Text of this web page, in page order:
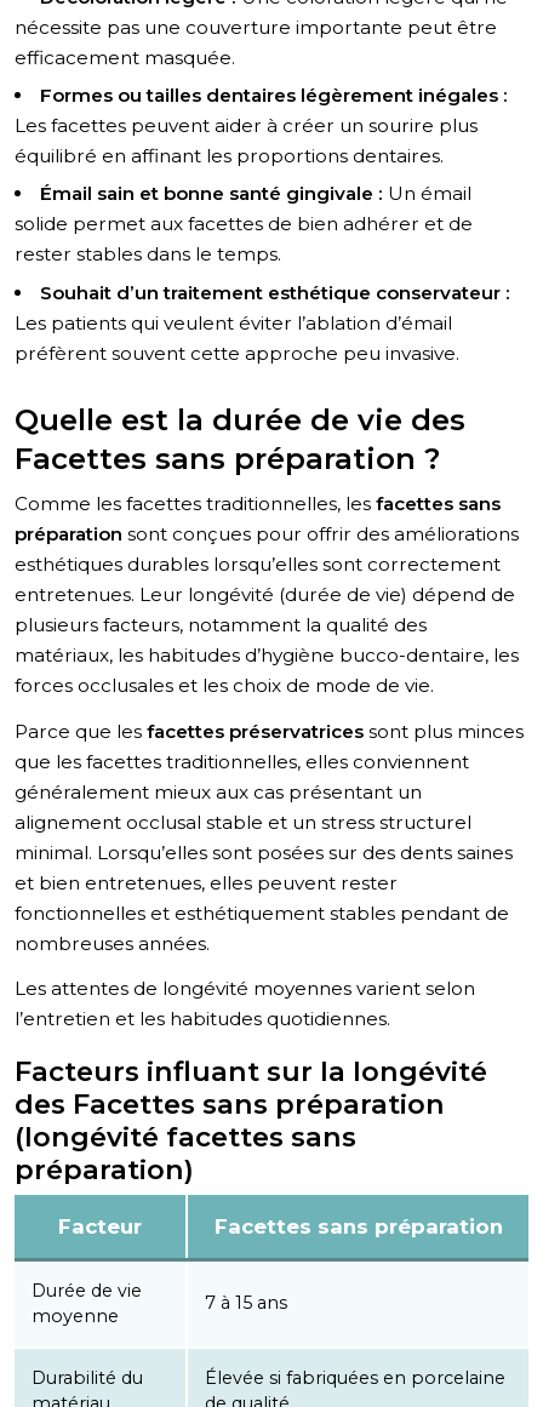
nécessite pas une couverture importante peut être
efficacement masquée.
Formes ou tailles dentaires légèrement inégales :
Les facettes peuvent aider à créer un sourire plus
équilibré en affinant les proportions dentaires.
Émail sain et bonne santé gingivale : Un émail
solide permet aux facettes de bien adhérer et de
rester stables dans le temps.
Souhait d’un traitement esthétique conservateur :
Les patients qui veulent éviter l’ablation d’émail
préfèrent souvent cette approche peu invasive.
Quelle est la durée de vie des
Facettes sans préparation ?
Comme les facettes traditionnelles, les facettes sans
préparation sont conçues pour offrir des améliorations
esthétiques durables lorsqu’elles sont correctement
entretenues. Leur longévité (durée de vie) dépend de
plusieurs facteurs, notamment la qualité des
matériaux, les habitudes d’hygiène bucco-dentaire, les
forces occlusales et les choix de mode de vie.
Parce que les facettes préservatrices sont plus minces
que les facettes traditionnelles, elles conviennent
généralement mieux aux cas présentant un
alignement occlusal stable et un stress structurel
minimal. Lorsqu’elles sont posées sur des dents saines
et bien entretenues, elles peuvent rester
fonctionnelles et esthétiquement stables pendant de
nombreuses années.
Les attentes de longévité moyennes varient selon
l’entretien et les habitudes quotidiennes.
Facteurs influant sur la longévité
des Facettes sans préparation
(longévité facettes sans
préparation)
Facteur Facettes sans préparation
Durée de vie
moyenne
7 à 15 ans
Durabilité du
Élevée si fabriquées en porcelaine